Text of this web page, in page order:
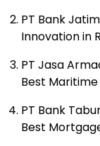
PT Bank
Innovation in
PT Jasa
Best Maritime
PT Bank
Best